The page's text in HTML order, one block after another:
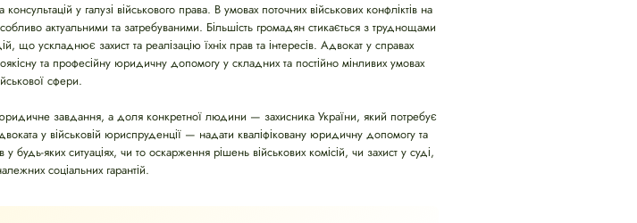
у галузі військового права. В умовах поточних військових конфліктів на
актуальними та затребуваними. Більшість громадян стикається з труднощами
що ускладнює захист та реалізацію їхніх прав та інтересів. Адвокат у справах
та професійну юридичну допомогу у складних та постійно мінливих умовах
сфери.
завдання, а доля конкретної людини — захисника України, який потребує
у військовій юриспруденції — надати кваліфіковану юридичну допомогу та
будь-яких ситуаціях, чи то оскарження рішень військових комісій, чи захист у суді,
соціальних гарантій.